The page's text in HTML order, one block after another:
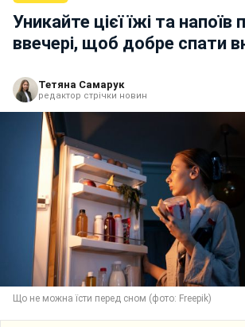
Уникайте цієї їжі та напоїв
ввечері, щоб добре спати
Тетяна Самарук
редактор стрічки новин
Що не можна їсти перед сном (фото: Freepik)